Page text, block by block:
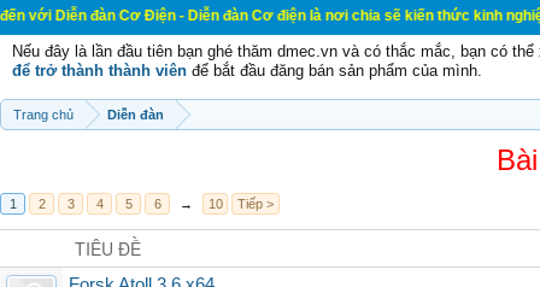
đàn Cơ Điện - Diễn đàn Cơ điện là nơi chia sẽ kiến thức kinh nghiệm trong
Nếu đây là lần đầu tiên bạn ghé thăm dmec.vn và có thắc mắc, bạn có
để trở thành thành viên để bắt đầu đăng bán sản phẩm của mình.
Trang chủ Diễn đàn
1 2 3 4 5 6 → 10 Tiếp >
TIÊU ĐỀ